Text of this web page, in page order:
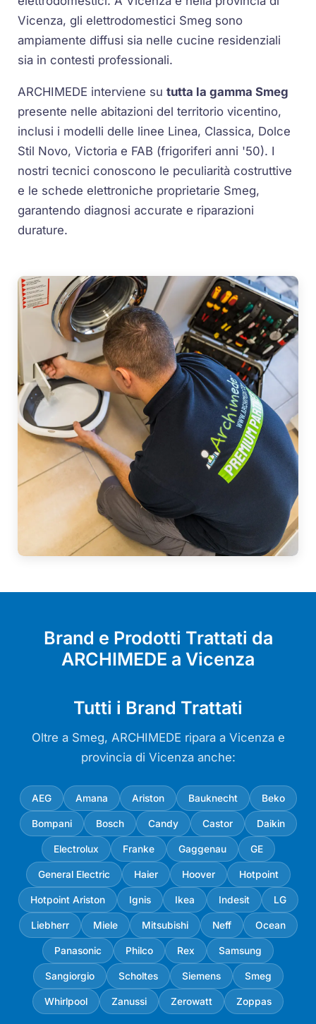
Vicenza, gli elettrodomestici Smeg sono
ampiamente diffusi sia nelle cucine residenziali
sia in contesti professionali.
ARCHIMEDE interviene sututta la gamma Smeg
presente nelle abitazioni del territorio vicentino,
inclusi i modelli delle linee Linea, Classica, Dolce
Stil Novo, Victoria e FAB (frigoriferi anni '50). I
nostri tecnici conoscono le peculiarità costruttive
e le schede elettroniche proprietarie Smeg,
garantendo diagnosi accurate e riparazioni
durature.
Brand e Prodotti Trattati da
ARCHIMEDE a Vicenza
Tutti i Brand Trattati
Oltre a Smeg, ARCHIMEDE ripara a Vicenza e
provincia di Vicenza anche:
AEG Amana Ariston Bauknecht Beko
Bompani Bosch Candy Castor Daikin
Electrolux Franke Gaggenau GE
General Electric Haier Hoover Hotpoint
Hotpoint Ariston Ignis Ikea Indesit LG
Liebherr Miele Mitsubishi Neff Ocean
Panasonic Philco Rex Samsung
Sangiorgio Scholtes Siemens Smeg
Whirlpool Zanussi Zerowatt Zoppas